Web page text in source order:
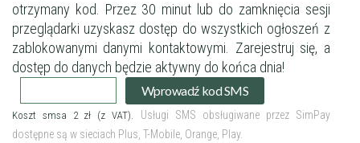
Filtry
Szukaj w promieniu
km
otrzymany kod.
Przez 30 minut lub do zamknięcia sesji
przeglądarki uzyskasz dostęp do wszystkich ogłoszeń z
zablokowanymi danymi kontaktowymi.
Zarejestruj się, a
dostęp do danych będzie aktywny do końca dnia!
Wprowadź kod SMS
Koszt smsa 2 zł (z VAT).
Usługi SMS obsługiwane przez SimPay
dostępne są w sieciach Plus, T-Mobile, Orange, Play.